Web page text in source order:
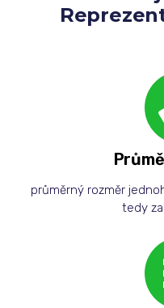
průměrný rozměr
tedy